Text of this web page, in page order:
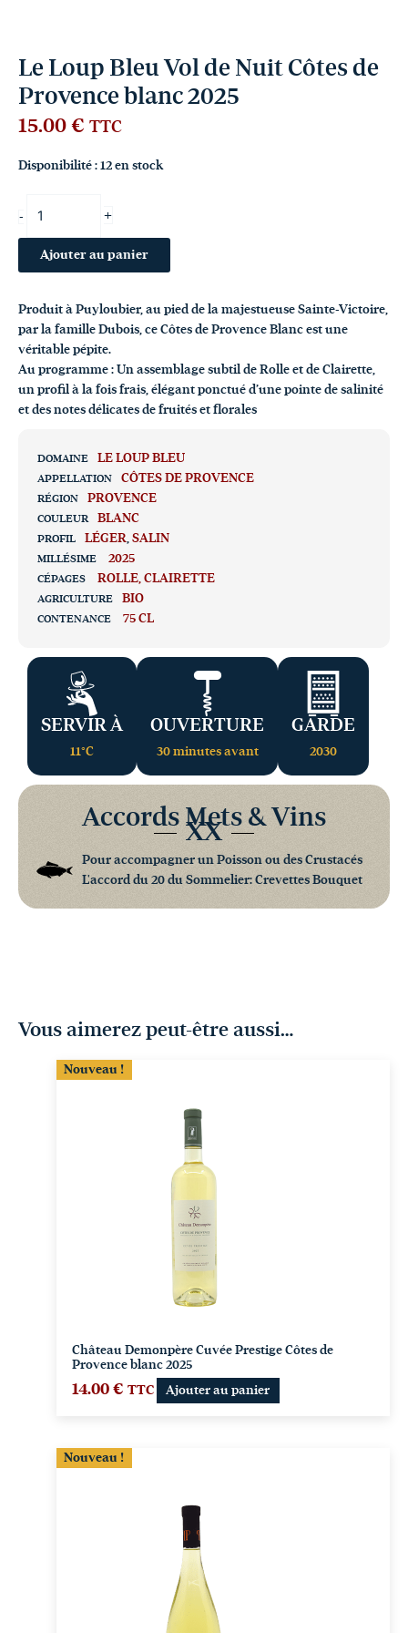
Le Loup Bleu Vol de Nuit Côtes de
Provence blanc 2025
15.00 € TTC
Disponibilité : 12 en stock
- +
Ajouter au panier
Produit à Puyloubier, au pied de la majestueuse Sainte-Victoire,
par la famille Dubois, ce Côtes de Provence Blanc est une
véritable pépite.
Au programme : Un assemblage subtil de Rolle et de Clairette,
un profil à la fois frais, élégant ponctué d’une pointe de salinité
et des notes délicates de fruités et florales
DOMAINE LE LOUP BLEU
APPELLATION CÔTES DE PROVENCE
RÉGION PROVENCE
COULEUR BLANC
PROFIL LÉGER, SALIN
MILLÉSIME 2025
CÉPAGES ROLLE CLAIRETTE
AGRICULTURE BIO
CONTENANCE 75 CL
SERVIR À
11°C
OUVERTURE
30 minutes avant
GARDE
2030
Accords Mets & Vins
XX
Pour accompagner un Poisson ou des Crustacés
L'accord du 20 du Sommelier: Crevettes Bouquet
Vous aimerez peut-être aussi…
Nouveau !
Château Demonpère Cuvée Prestige Côtes de
Provence blanc 2025
14.00 € TTC Ajouter au panier
Nouveau !